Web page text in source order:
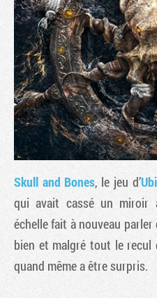
Skull and Bones, le jeu d’
qui avait cassé un miroir
échelle fait à nouveau
bien et malgré tout le recul
quand même a être surpris.